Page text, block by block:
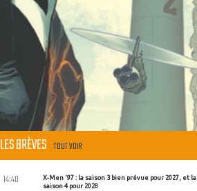
LES BRÈVES TOUT VOIR
X-Men '97 : la saison 3 bien prévue pour 2027, et la
saison 4 pour 2028
14:40